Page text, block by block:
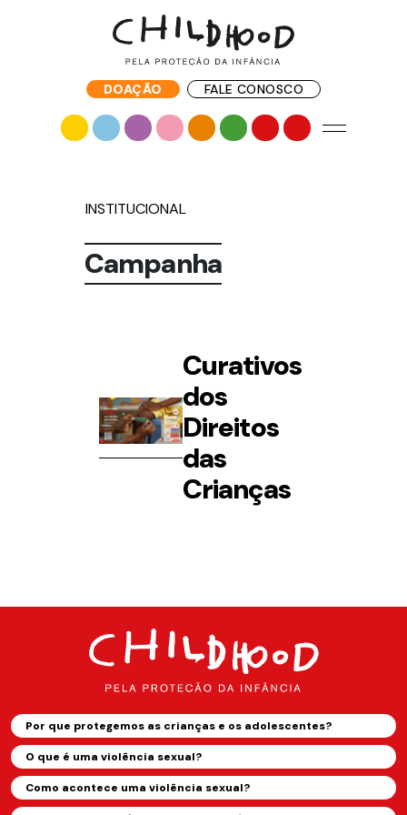
DOAÇÃO FALE CONOSCO
INSTITUCIONAL
Campanha
Curativos
dos
Direitos
das
Crianças
Por que protegemos as crianças e os adolescentes?
O que é uma violência sexual?
Como acontece uma violência sexual?